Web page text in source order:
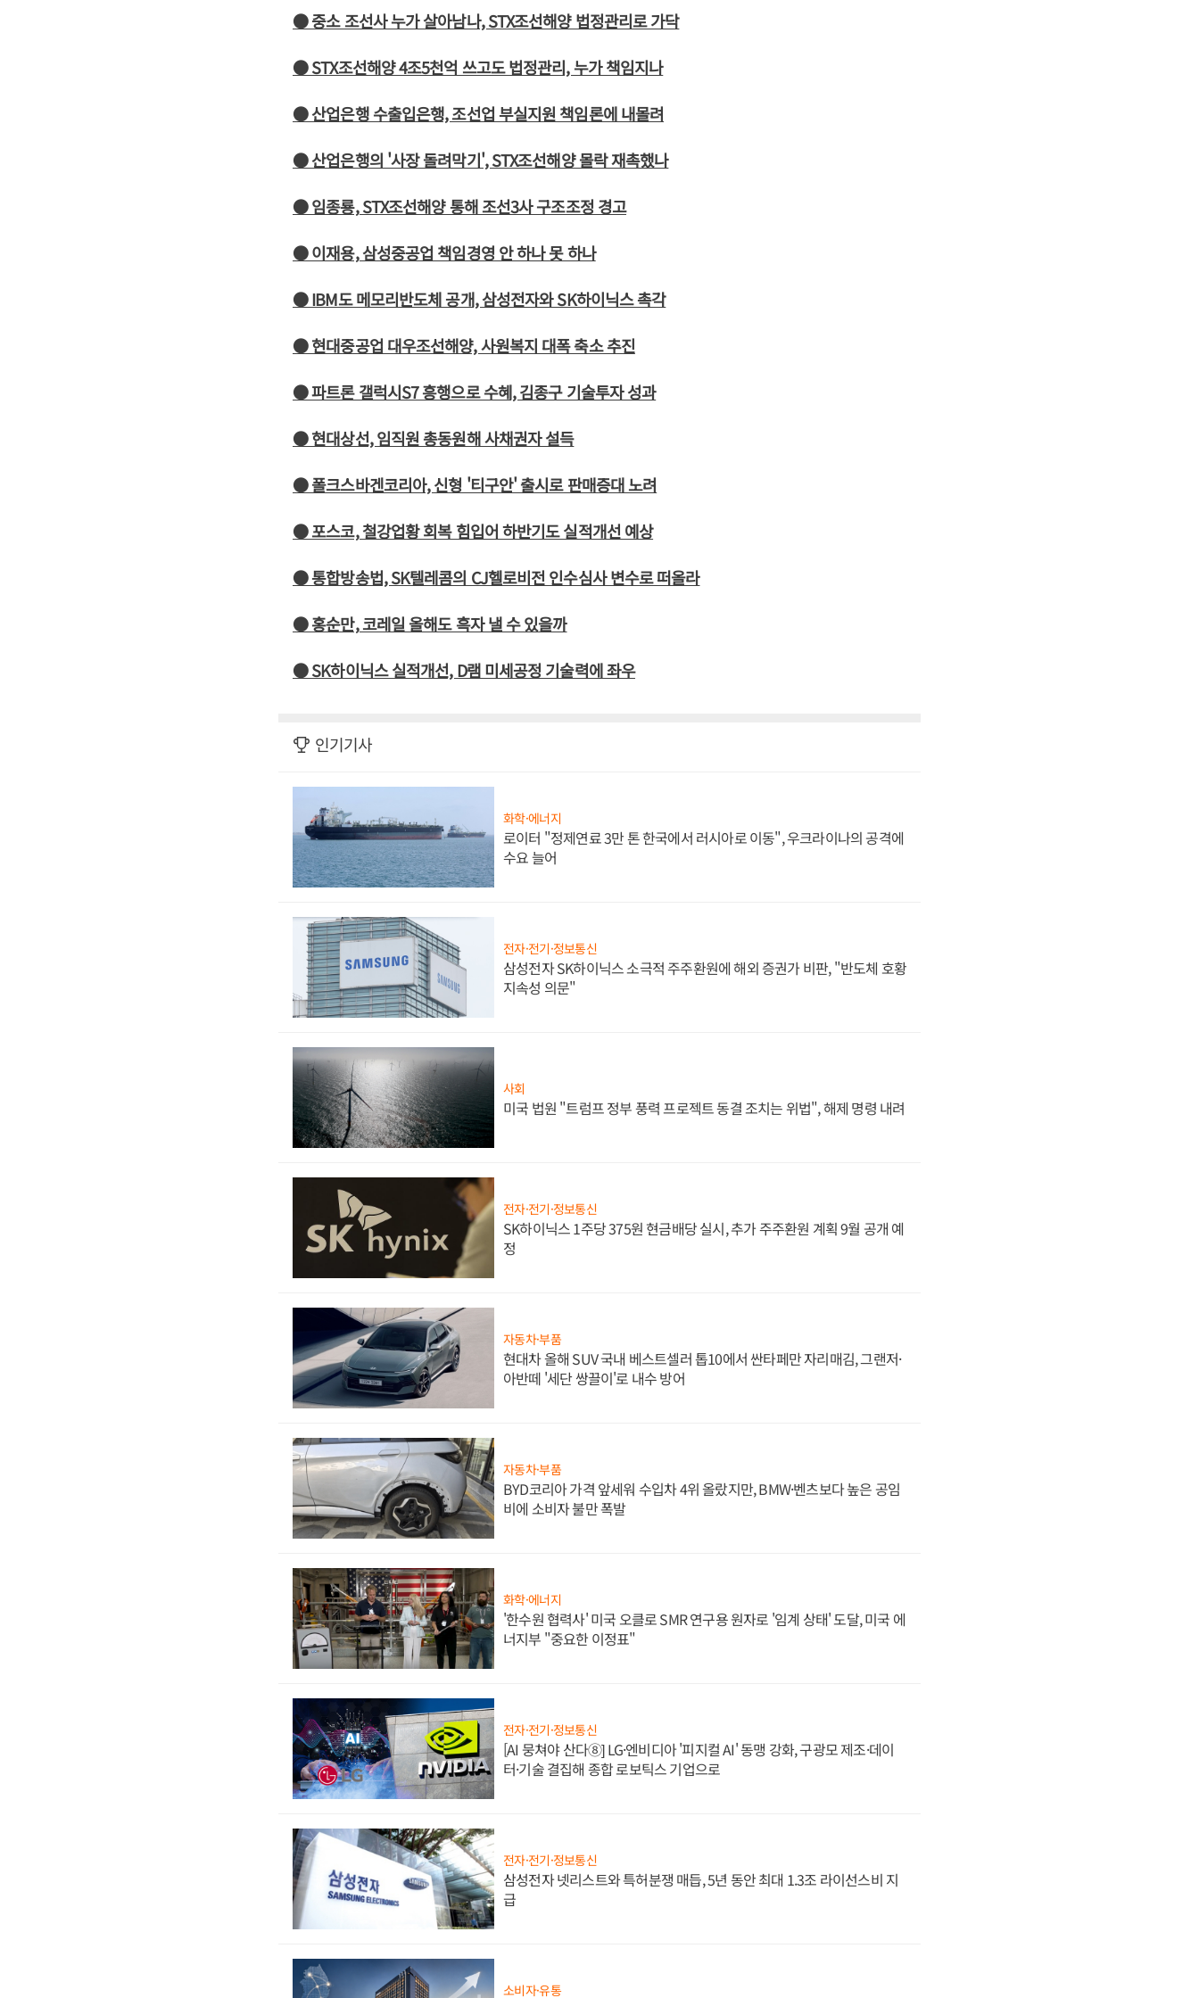
● 중소 조선사 누가 살아남나, STX조선해양 법정관리로 가닥
● STX조선해양 4조5천억 쓰고도 법정관리, 누가 책임지나
● 산업은행 수출입은행, 조선업 부실지원 책임론에 내몰려
● 산업은행의 '사장 돌려막기', STX조선해양 몰락 재촉했나
● 임종룡, STX조선해양 통해 조선3사 구조조정 경고
● 이재용, 삼성중공업 책임경영 안 하나 못 하나
● IBM도 메모리반도체 공개, 삼성전자와 SK하이닉스 촉각
● 현대중공업 대우조선해양, 사원복지 대폭 축소 추진
● 파트론 갤럭시S7 흥행으로 수혜, 김종구 기술투자 성과
● 현대상선, 임직원 총동원해 사채권자 설득
● 폴크스바겐코리아, 신형 '티구안' 출시로 판매증대 노려
● 포스코, 철강업황 회복 힘입어 하반기도 실적개선 예상
● 통합방송법, SK텔레콤의 CJ헬로비전 인수심사 변수로 떠올라
● 홍순만, 코레일 올해도 흑자 낼 수 있을까
● SK하이닉스 실적개선, D램 미세공정 기술력에 좌우
인기기사
화학·에너지
로이터 "정제연료 3만 톤 한국에서 러시아로 이동", 우크라이나의 공격에
수요 늘어
전자·전기·정보통신
삼성전자 SK하이닉스 소극적 주주환원에 해외 증권가 비판, "반도체 호황
지속성 의문"
사회
미국 법원 "트럼프 정부 풍력 프로젝트 동결 조치는 위법", 해제 명령 내려
전자·전기·정보통신
SK하이닉스 1주당 375원 현금배당 실시, 추가 주주환원 계획 9월 공개 예
정
자동차·부품
현대차 올해 SUV 국내 베스트셀러 톱10에서 싼타페만 자리매김, 그랜저·
아반떼 '세단 쌍끌이'로 내수 방어
자동차·부품
BYD코리아 가격 앞세워 수입차 4위 올랐지만, BMW·벤츠보다 높은 공임
비에 소비자 불만 폭발
화학·에너지
'한수원 협력사' 미국 오클로 SMR 연구용 원자로 '임계 상태' 도달, 미국 에
너지부 "중요한 이정표"
전자·전기·정보통신
[AI 뭉쳐야 산다⑧] LG·엔비디아 '피지컬 AI' 동맹 강화, 구광모 제조·데이
터·기술 결집해 종합 로보틱스 기업으로
전자·전기·정보통신
삼성전자 넷리스트와 특허분쟁 매듭, 5년 동안 최대 1.3조 라이선스비 지
급
소비자·유통